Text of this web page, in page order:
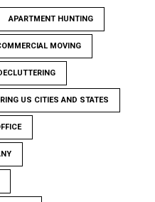
APARTMENT HUNTING
MOVING
US CITIES AND STATES